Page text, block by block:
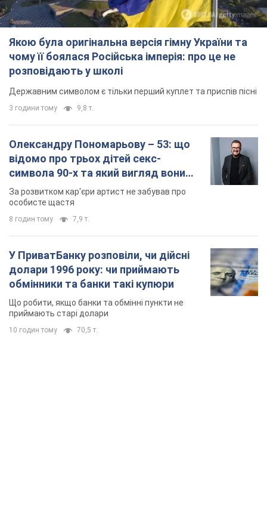
Якою була оригінальна версія гімну України та
чому її боялася Російська імперія: про це не
розповідають у школі
Державним символом є тільки перший куплет та приспів пісні
3 години тому 9,8 т.
Олександру Пономарьову – 53: що
відомо про трьох дітей секс-
символа 90-х та який вигляд вони
мають
За розвитком кар'єри артист не забував про
особисте щастя
8 годин тому 7,9 т.
У ПриватБанку розповіли, чи дійсні
долари 1996 року: чи приймають
обмінники та банки такі купюри
Що робити, якщо банки та обмінні пункти не
приймають старі долари
10 годин тому 70,5 т.